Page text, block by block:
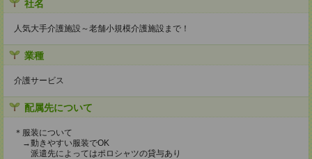
社名
人気大手介護施設～老舗小規模介護施設まで！
業種
介護サービス
配属先について
＊服装について
→動きやすい服装でOK
派遣先によってはポロシャツの貸与あり